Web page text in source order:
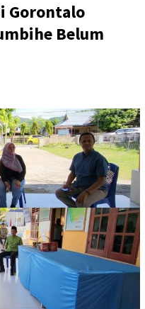
Gorontalo
Belum